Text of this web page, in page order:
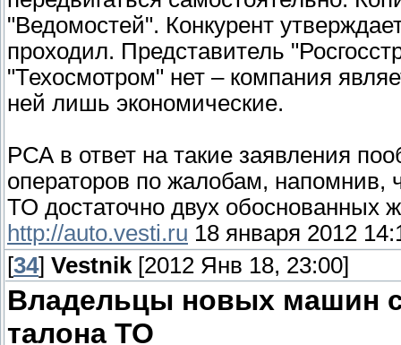
"Ведомостей". Конкурент
проходил. Представитель
"Техосмотром" нет – компания
ней лишь экономические.
РСА в ответ на такие заявления
операторов по жалобам, напомнив,
ТО достаточно двух обоснованных
http://auto.vesti.ru 18 января 2012
[34] Vestnik [2012 Янв 18, 23:00]
Владельцы новых машин
талона ТО